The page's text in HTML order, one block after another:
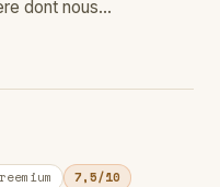
dont nous…
7,5/10